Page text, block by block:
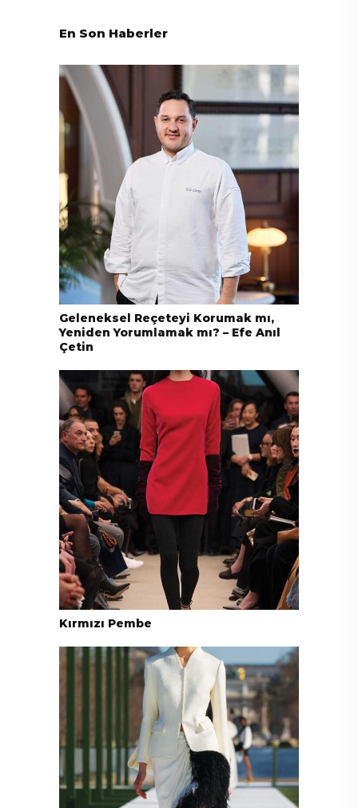
En Son Haberler
Geleneksel Reçeteyi Korumak mı,
Yeniden Yorumlamak mı? – Efe Anıl
Çetin
Kırmızı Pembe